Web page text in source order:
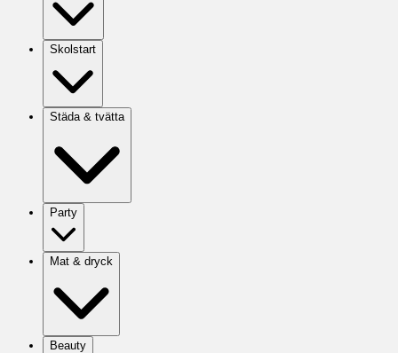
Skolstart
Städa & tvätta
Party
Mat & dryck
Beauty